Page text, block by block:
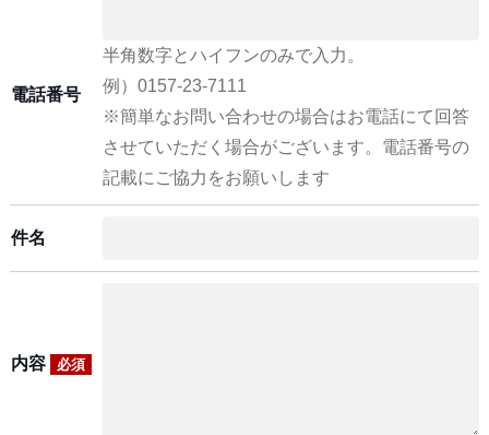
電話番号
半角数字とハイフンのみで入力。
例）0157-23-7111
※簡単なお問い合わせの場合はお電話にて回答
させていただく場合がございます。電話番号の
記載にご協力をお願いします
件名
内容 必須